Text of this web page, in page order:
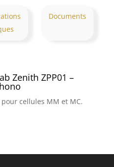
Documents
Zenith ZPP01 –
cellules MM et MC.